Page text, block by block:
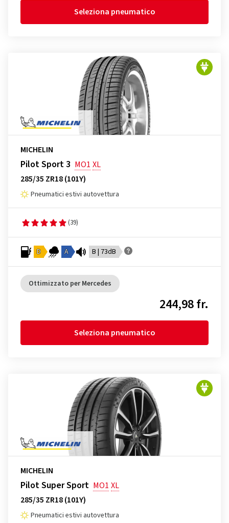
Seleziona pneumatico
MICHELIN
Pilot Sport 3 MO1 XL
285/35 ZR18 (101Y)
Pneumatici estivi autovettura
(39)
D A B | 73dB
Ottimizzato per Mercedes
244,98 fr.
Seleziona pneumatico
MICHELIN
Pilot Super Sport MO1 XL
285/35 ZR18 (101Y)
Pneumatici estivi autovettura